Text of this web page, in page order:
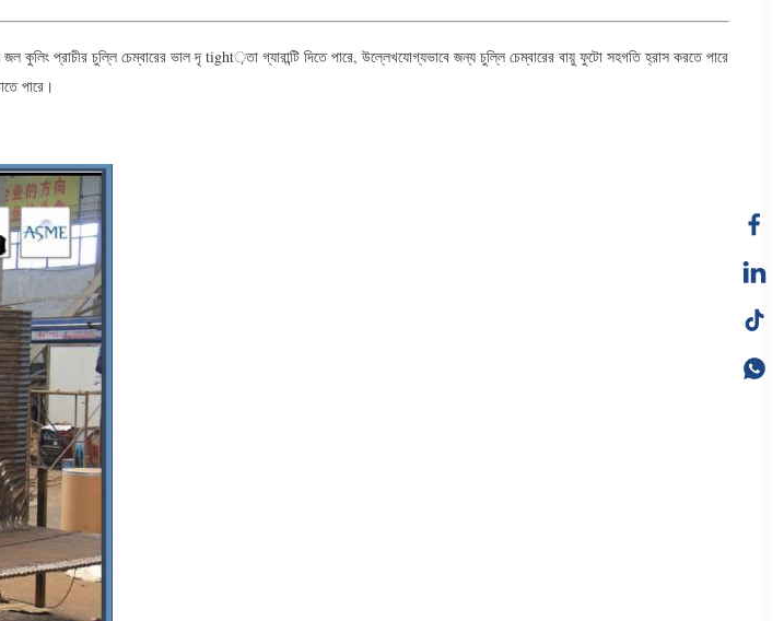
কুলিং প্রাচীর চুল্লি চেম্বারের ভাল দৃ tight়তা গ্যারান্টি দিতে পারে, উল্লেখযোগ্যভাবে জন্য চুল্লি চেম্বারের বায়ু ফুটো সহগতি হ্রাস করতে পারে
পারে।